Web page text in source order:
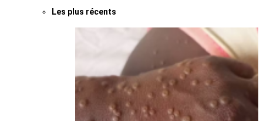
Les plus récents